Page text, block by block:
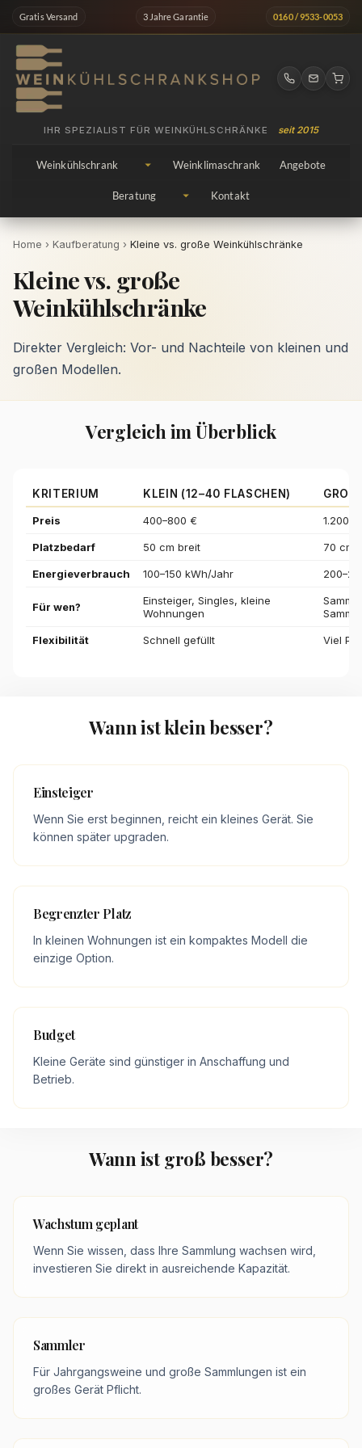
springen
Gratis Versand 3 Jahre Garantie 0160 / 9533-0053
IHR SPEZIALIST FÜR WEINKÜHLSCHRÄNKE seit 2015
Weinkühlschrank Weinklimaschrank Angebote
Beratung Kontakt
Home › Kaufberatung › Kleine vs. große Weinkühlschränke
Kleine vs. große
Weinkühlschränke
Direkter Vergleich: Vor- und Nachteile von kleinen und
großen Modellen.
Vergleich im Überblick
KRITERIUM KLEIN (12–40 FLASCHEN)
Preis 400–800 €
Platzbedarf 50 cm breit 70 cm
Energieverbrauch 100–150 kWh/Jahr
Für wen?
Einsteiger, Singles, kleine
Wohnungen
Flexibilität Schnell gefüllt Viel
Wann ist klein besser?
Einsteiger
Wenn Sie erst beginnen, reicht ein kleines Gerät. Sie
können später upgraden.
Begrenzter Platz
In kleinen Wohnungen ist ein kompaktes Modell die
einzige Option.
Budget
Kleine Geräte sind günstiger in Anschaffung und
Betrieb.
Wann ist groß besser?
Wachstum geplant
Wenn Sie wissen, dass Ihre Sammlung wachsen wird,
investieren Sie direkt in ausreichende Kapazität.
Sammler
Für Jahrgangsweine und große Sammlungen ist ein
großes Gerät Pflicht.